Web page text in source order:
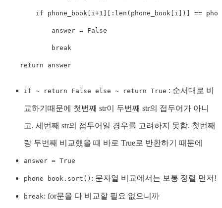
if phone_book i +1 : len ( phone_book i ) ==
            answer
= False
break
return answer
if ~ return False else ~ return True : 순서대로 비
교하기때문에 첫번째 str이 두번째 str의 접두어가 아니
고, 세번째 str의 접두어일 경우를 고려하지 못함. 첫번째
랑 두번째 비교했을 때 바로 True로 반환하기 때문에
answer = True
phone_book.sort() : 문자열 비교에서는 보통 정렬 먼저!
break: for문을 다 비교할 필요 없으니까